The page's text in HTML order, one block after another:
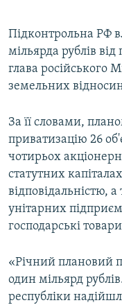
Підконтрольна РФ
мільярда рублів
глава російського
земельних
За її словами,
приватизацію 26
чотирьох
статутних
відповідальністю,
унітарних
господарські
«Річний плановий
один мільярд
республіки